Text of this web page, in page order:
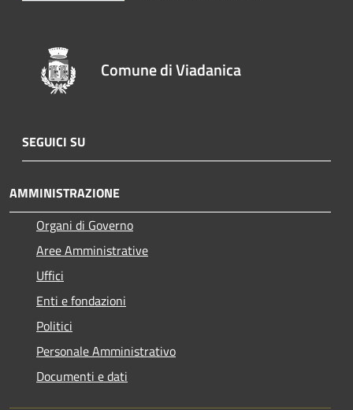
Comune di Viadanica
SEGUICI SU
AMMINISTRAZIONE
Organi di Governo
Aree Amministrative
Uffici
Enti e fondazioni
Politici
Personale Amministrativo
Documenti e dati